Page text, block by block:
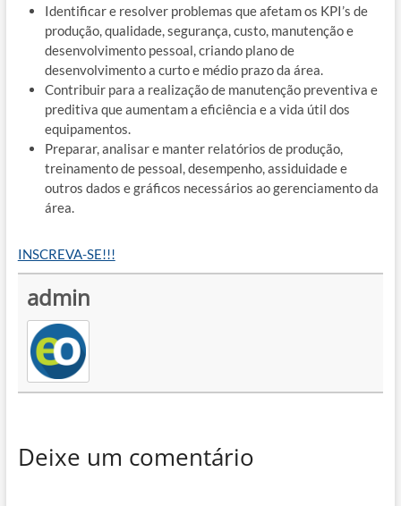
Identificar e resolver problemas que afetam os KPI’s de
produção, qualidade, segurança, custo, manutenção e
desenvolvimento pessoal, criando plano de
desenvolvimento a curto e médio prazo da área.
Contribuir para a realização de manutenção preventiva e
preditiva que aumentam a eficiência e a vida útil dos
equipamentos.
Preparar, analisar e manter relatórios de produção,
treinamento de pessoal, desempenho, assiduidade e
outros dados e gráficos necessários ao gerenciamento da
área.
INSCREVA-SE!!!
admin
Deixe um comentário